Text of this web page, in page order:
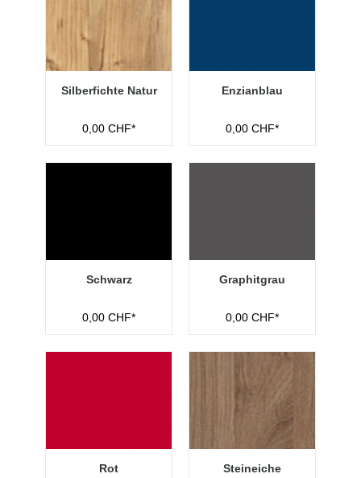
Silberfichte Natur
0,00 CHF*
Enzianblau
0,00 CHF*
Schwarz
0,00 CHF*
Graphitgrau
0,00 CHF*
Rot Steineiche